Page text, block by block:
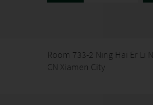
Room 733-2 Ning Hai Er Li
CN Xiamen City